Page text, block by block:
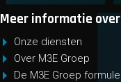
Meer informatie over
Onze diensten
Over M3E Groep
De M3E Groep formule